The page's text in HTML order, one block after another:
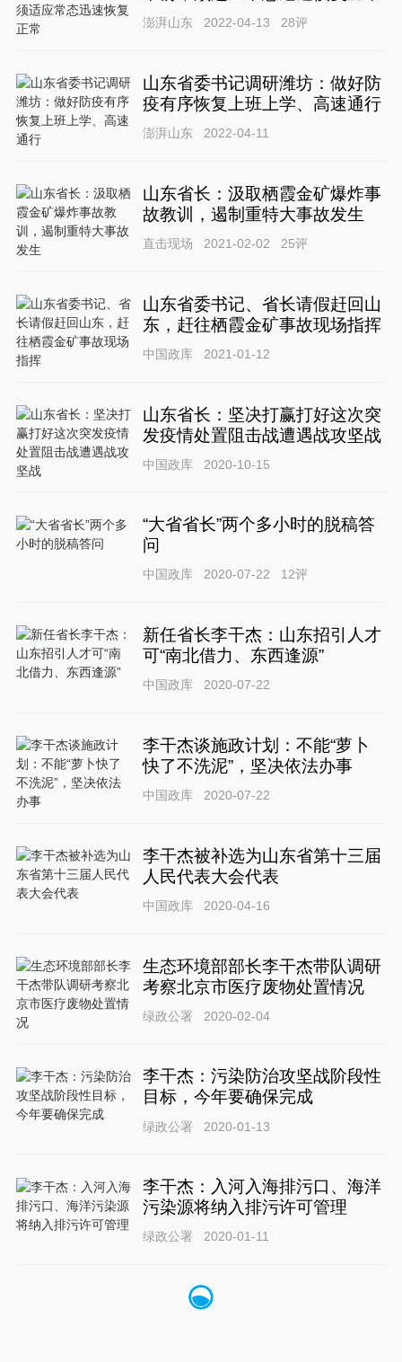
澎湃山东 2022-04-13 28评
山东省委书记调研潍坊：做好防
疫有序恢复上班上学、高速通行
澎湃山东 2022-04-11
山东省长：汲取栖霞金矿爆炸事
故教训，遏制重特大事故发生
直击现场 2021-02-02 25评
山东省委书记、省长请假赶回山
东，赶往栖霞金矿事故现场指挥
中国政库 2021-01-12
山东省长：坚决打赢打好这次突
发疫情处置阻击战遭遇战攻坚战
中国政库 2020-10-15
“大省省长”两个多小时的脱稿答
问
中国政库 2020-07-22 12评
新任省长李干杰：山东招引人才
可“南北借力、东西逢源”
中国政库 2020-07-22
李干杰谈施政计划：不能“萝卜
快了不洗泥”，坚决依法办事
中国政库 2020-07-22
李干杰被补选为山东省第十三届
人民代表大会代表
中国政库 2020-04-16
生态环境部部长李干杰带队调研
考察北京市医疗废物处置情况
绿政公署 2020-02-04
李干杰：污染防治攻坚战阶段性
目标，今年要确保完成
绿政公署 2020-01-13
李干杰：入河入海排污口、海洋
污染源将纳入排污许可管理
绿政公署 2020-01-11